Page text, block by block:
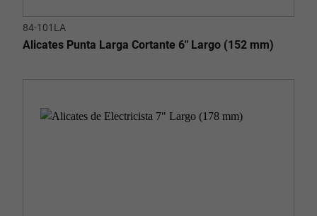
84-101LA
Alicates Punta Larga Cortante 6" Largo (152 mm)